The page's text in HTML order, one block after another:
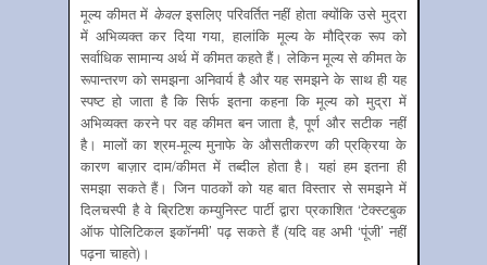
मूल्‍य कीमत में केवलइसलिए परिवर्तित नहीं होता क्‍योंकि उसे मुद्रा
में अभिव्‍यक्‍त कर दिया गया, हालांकि मूल्‍य के मौद्रिक रूप को
सर्वाधिक सामान्‍य अर्थ में कीमत कहते हैं। लेकिन मूल्‍य से कीमत के
रूपान्‍तरण को समझना अनिवार्य है और यह समझने के साथ ही यह
स्‍पष्‍ट हो जाता है कि सिर्फ इतना कहना कि मूल्‍य को मुद्रा में
अभिव्‍यक्‍त करने पर वह कीमत बन जाता है, पूर्ण और सटीक नहीं
है। मालों का श्रम-मूल्‍य मुनाफे के औसतीकरण की प्रक्रिया के
कारण बाज़ार दाम/कीमत में तब्‍दील होता है। यहां हम इतना ही
समझा सकते हैं। जिन पाठकों को यह बात विस्‍तार से समझने में
दिलचस्‍पी है वे ब्रिटिश कम्‍युनिस्‍ट पार्टी द्वारा प्रकाशित ‘टेक्‍स्‍टबुक
ऑफ पोलिटिकल इकॉनमी’ पढ़ सकते हैं (यदि वह अभी ‘पूंजी’ नहीं
पढ़ना चाहते)।